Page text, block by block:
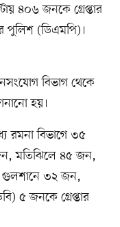
৪০৬ জনকে গ্রেপ্তার
পুলিশ (ডিএমপি)।
বিভাগ থেকে
হয়।
রমনা বিভাগে ৩৫
মতিঝিলে ৪৫ জন,
৩২ জন,
৫ জনকে গ্রেপ্তার